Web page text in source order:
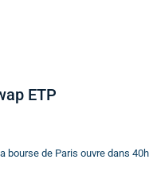
ETP
bourse de Paris ouvre dans 40h